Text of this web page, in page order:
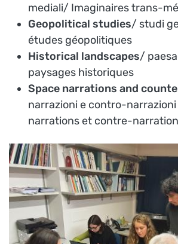
mediali/ Imaginaires trans-
Geopolitical studies/ studi
études géopolitiques
Historical landscapes/
paysages historiques
Space narrations and
narrazioni e contro-
narrations et contre-